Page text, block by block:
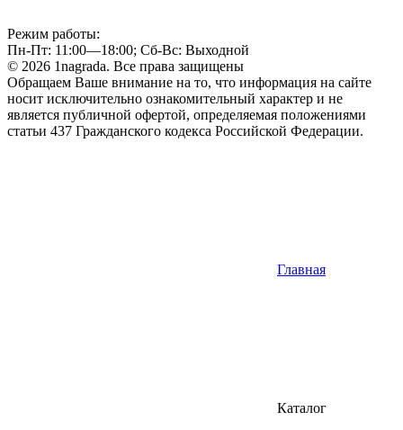
Режим работы:
Пн-Пт: 11:00—18:00; Сб-Вс: Выходной
© 2026 1nagrada. Все права защищены
Обращаем Ваше внимание на то, что информация на сайте
носит исключительно ознакомительный характер и не
является публичной офертой, определяемая положениями
статьи 437 Гражданского кодекса Российской Федерации.
Главная
Каталог